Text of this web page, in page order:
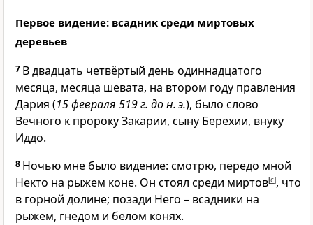
Первое видение: всадник среди миртовых
деревьев
7 В двадцать четвёртый день одиннадцатого
месяца, месяца шевата, на втором году правления
Дария (15 февраля 519 г. до н. э.), было слово
Вечного к пророку Закарии, сыну Берехии, внуку
Иддо.
8 Ночью мне было видение: смотрю, передо мной
Некто на рыжем коне. Он стоял среди миртов[c], что
в горной долине; позади Него – всадники на
рыжем, гнедом и белом конях.